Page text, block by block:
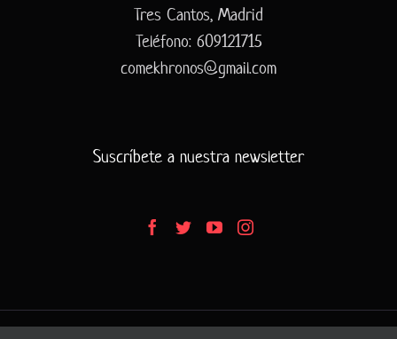
Tres Cantos, Madrid
Teléfono: 609121715
comekhronos@gmail.com
Suscríbete a nuestra newsletter